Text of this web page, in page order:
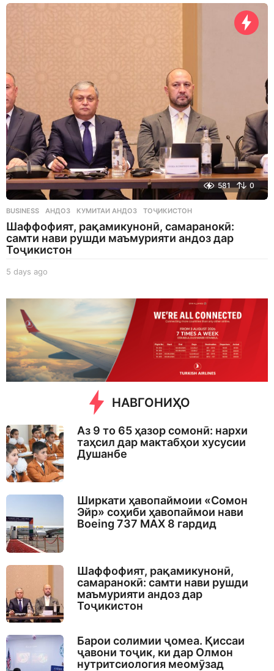
a
581 0
BUSINESS АНДОЗ ,КУМИТАИ АНДОЗ ,ТОҶИКИСТОН
Шаффофият, рақамикунонӣ, самаранокӣ:
самти нави рушди маъмурияти андоз дар
Тоҷикистон
5 days ago
g
o
НАВГОНИҲО
Аз 9 то 65 ҳазор сомонӣ: нархи
таҳсил дар мактабҳои хусусии
Душанбе
Ширкати ҳавопаймоии «Сомон
Эйр» соҳиби ҳавопаймои нави
Boeing 737 MAX 8 гардид
Шаффофият, рақамикунонӣ,
самаранокӣ: самти нави рушди
маъмурияти андоз дар
Тоҷикистон
Барои солимии ҷомеа. Қиссаи
ҷавони тоҷик, ки дар Олмон
нутритсиология меомӯзад